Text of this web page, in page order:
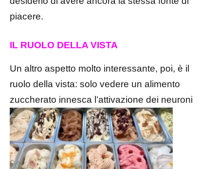
piacere.
IL RUOLO DELLA VISTA
Un altro aspetto molto interessante, poi, è il
ruolo della vista: solo vedere un alimento
zuccherato innesca l’attivazione dei neuroni